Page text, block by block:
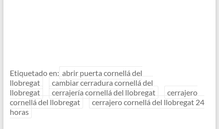
Etiquetado en: abrir puerta cornellá del
llobregat
cambiar cerradura cornellá del
llobregat
cerrajería cornellá del llobregat
cerrajero
cornellá del llobregat
cerrajero cornellá del llobregat 24
horas